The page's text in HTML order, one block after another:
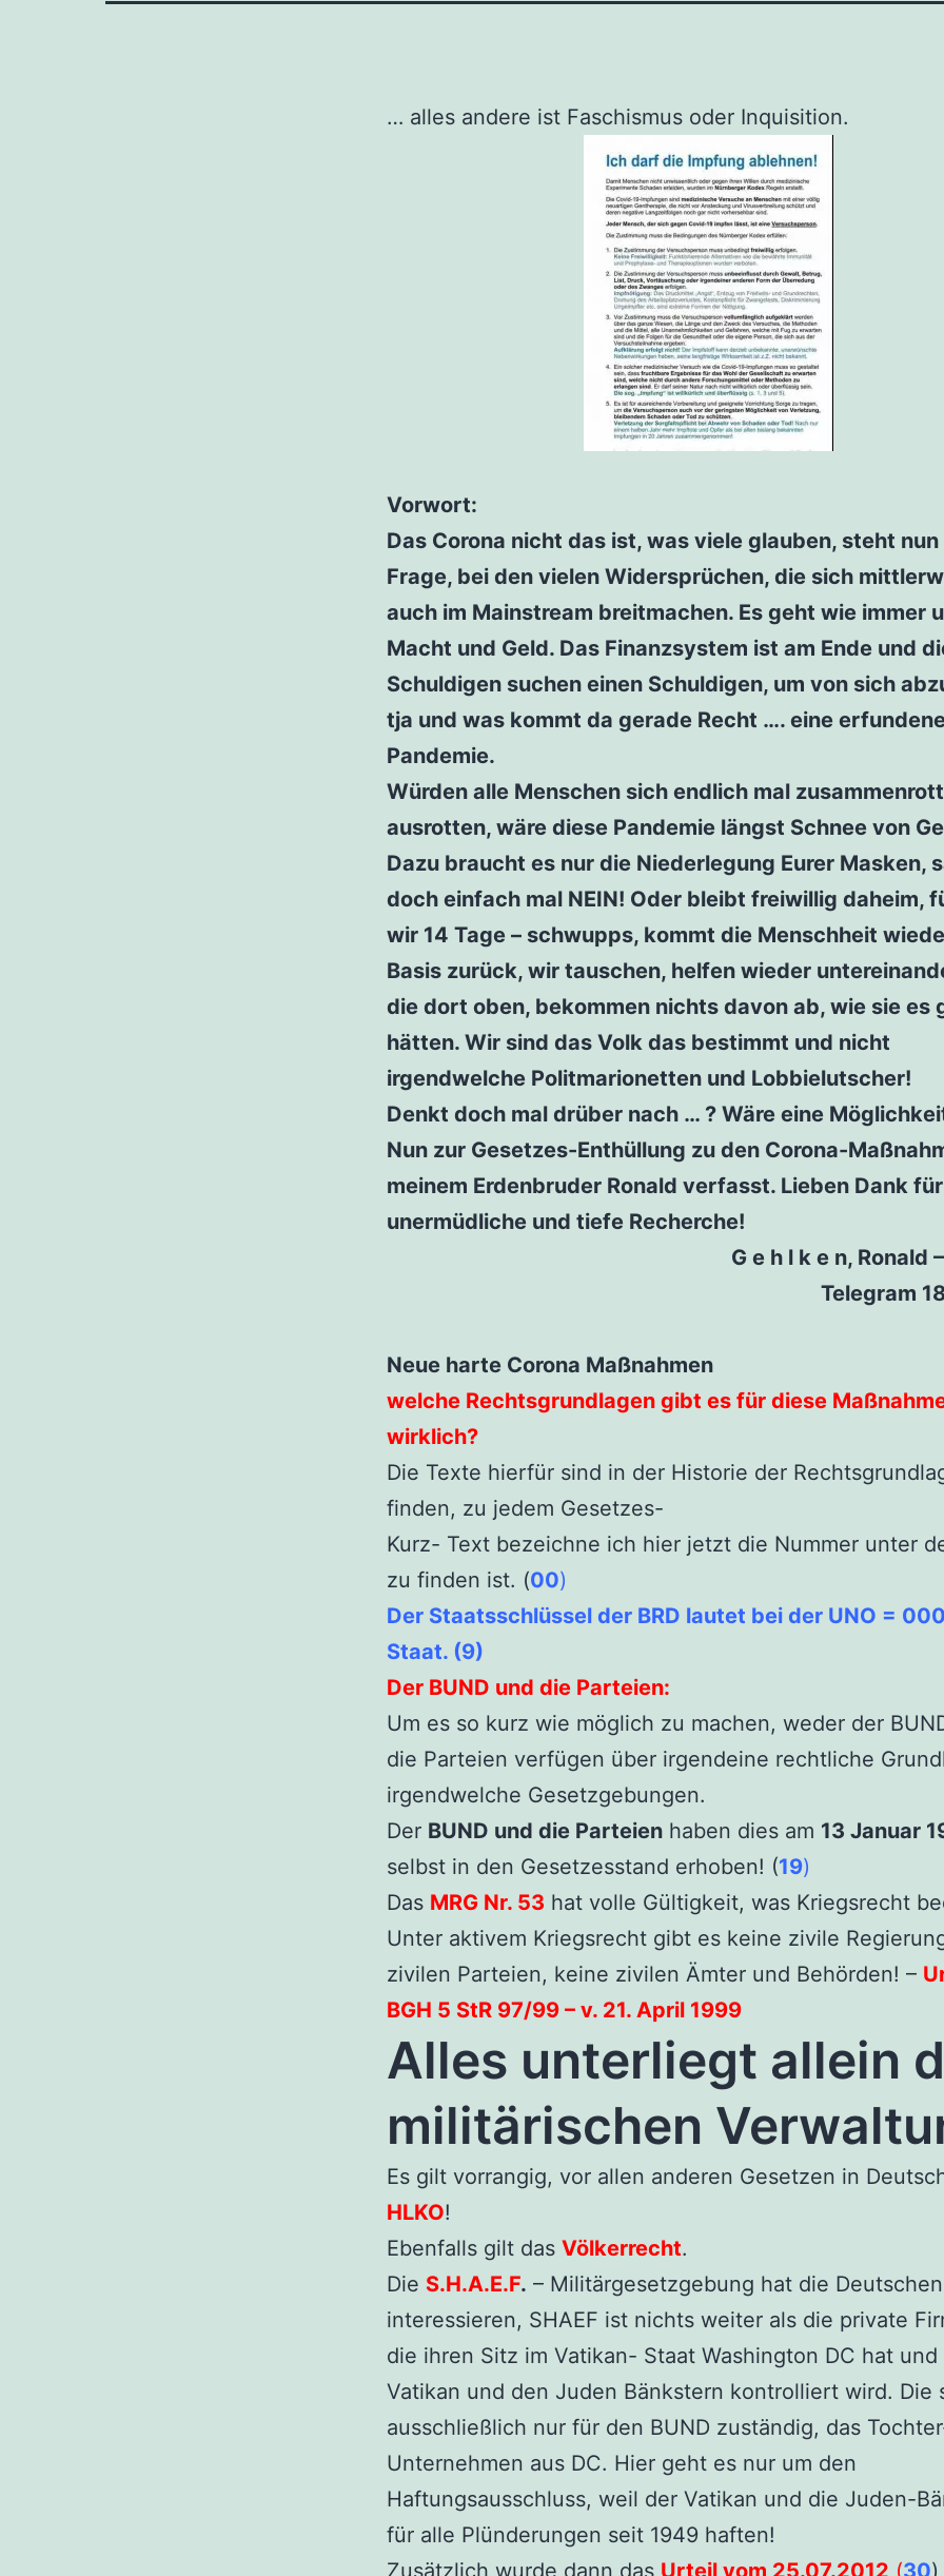
… alles andere ist Faschismus oder Inquisition.
Vorwort:
Das Corona nicht das ist, was viele glauben, steht
Frage, bei den vielen Widersprüchen, die sich
auch im Mainstream breitmachen. Es geht wie immer
Macht und Geld. Das Finanzsystem ist am Ende und
Schuldigen suchen einen Schuldigen, um von sich
tja und was kommt da gerade Recht …. eine
Pandemie.
Würden alle Menschen sich endlich mal
ausrotten, wäre diese Pandemie längst Schnee von
Dazu braucht es nur die Niederlegung Eurer Masken,
doch einfach mal NEIN! Oder bleibt freiwillig daheim,
wir 14 Tage – schwupps, kommt die Menschheit
Basis zurück, wir tauschen, helfen wieder
die dort oben, bekommen nichts davon ab, wie sie es
hätten. Wir sind das Volk das bestimmt und nicht
irgendwelche Politmarionetten und Lobbielutscher!
Denkt doch mal drüber nach … ? Wäre eine
Nun zur Gesetzes-Enthüllung zu den Corona-
meinem Erdenbruder Ronald verfasst. Lieben Dank
unermüdliche und tiefe Recherche!
G e h l k e n, Ronald
Telegram
Neue harte Corona Maßnahmen
welche Rechtsgrundlagen gibt es für diese
wirklich?
Die Texte hierfür sind in der Historie der
finden, zu jedem Gesetzes-
Kurz- Text bezeichne ich hier jetzt die Nummer unter
zu finden ist. (00)
Der Staatsschlüssel der BRD lautet bei der UNO =
Staat. (9)
Der BUND und die Parteien:
Um es so kurz wie möglich zu machen, weder der
die Parteien verfügen über irgendeine rechtliche
irgendwelche Gesetzgebungen.
Der BUND und die Parteien haben dies am 13 Januar
selbst in den Gesetzesstand erhoben! (19)
Das MRG Nr. 53 hat volle Gültigkeit, was Kriegsrecht
Unter aktivem Kriegsrecht gibt es keine zivile
zivilen Parteien, keine zivilen Ämter und Behörden! –
BGH 5 StR 97/99 – v. 21. April 1999
Alles unterliegt allein
militärischen
Es gilt vorrangig, vor allen anderen Gesetzen in
HLKO!
Ebenfalls gilt das Völkerrecht.
Die S.H.A.E.F. – Militärgesetzgebung hat die
interessieren, SHAEF ist nichts weiter als die private
die ihren Sitz im Vatikan- Staat Washington DC hat und
Vatikan und den Juden Bänkstern kontrolliert wird. Die
ausschließlich nur für den BUND zuständig, das
Unternehmen aus DC. Hier geht es nur um den
Haftungsausschluss, weil der Vatikan und die Juden-
für alle Plünderungen seit 1949 haften!
Zusätzlich wurde dann das Urteil vom 25.07.2012 (30)